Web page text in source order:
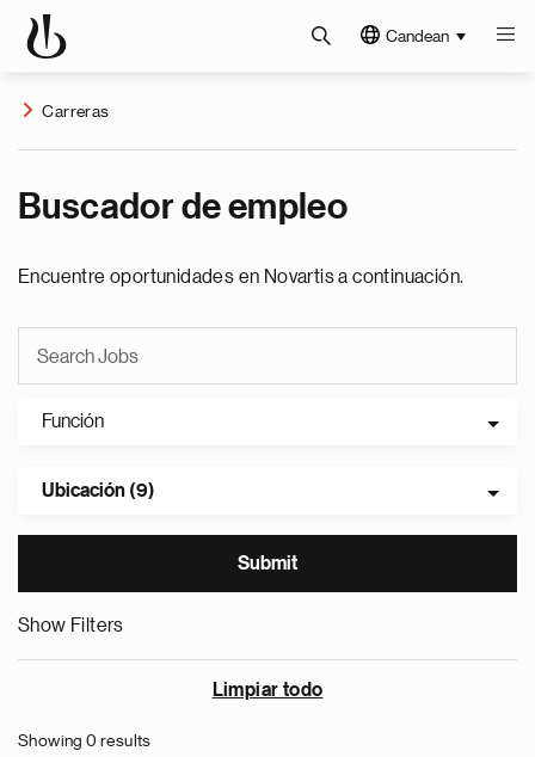
Candean
Carreras
Buscador de empleo
Encuentre oportunidades en Novartis a continuación.
Función
Ubicación (9)
Show Filters
Limpiar todo
Showing 0 results